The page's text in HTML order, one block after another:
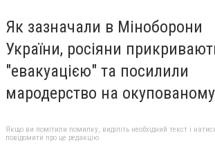
Як зазначали в Міноборони
України, росіяни
"евакуацією" та посилили
мародерство на окупованому
Якщо ви помітили помилку, виділіть необхідний текст і
повідомити про це редакцію